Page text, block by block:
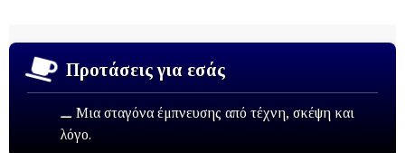
Προτάσεις για εσάς
⚊ Μια σταγόνα έμπνευσης από τέχνη, σκέψη και
λόγο.